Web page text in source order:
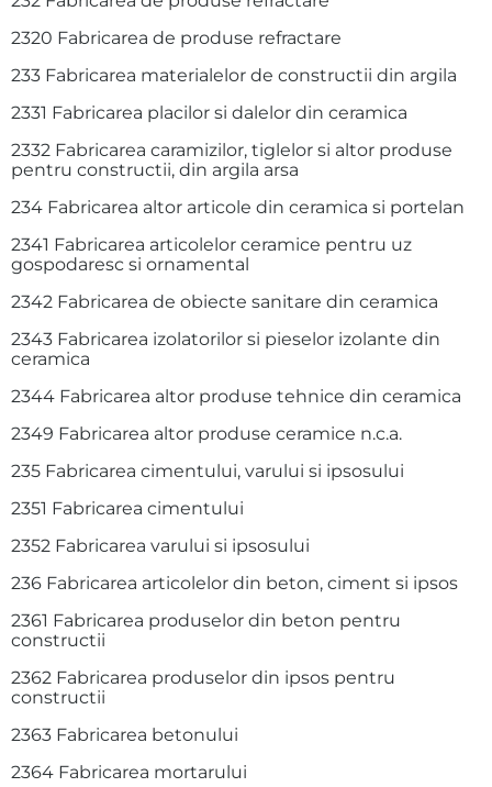
2320 Fabricarea de produse refractare
233 Fabricarea materialelor de constructii din argila
2331 Fabricarea placilor si dalelor din ceramica
2332 Fabricarea caramizilor, tiglelor si altor produse
pentru constructii, din argila arsa
234 Fabricarea altor articole din ceramica si portelan
2341 Fabricarea articolelor ceramice pentru uz
gospodaresc si ornamental
2342 Fabricarea de obiecte sanitare din ceramica
2343 Fabricarea izolatorilor si pieselor izolante din
ceramica
2344 Fabricarea altor produse tehnice din ceramica
2349 Fabricarea altor produse ceramice n.c.a.
235 Fabricarea cimentului, varului si ipsosului
2351 Fabricarea cimentului
2352 Fabricarea varului si ipsosului
236 Fabricarea articolelor din beton, ciment si ipsos
2361 Fabricarea produselor din beton pentru
constructii
2362 Fabricarea produselor din ipsos pentru
constructii
2363 Fabricarea betonului
2364 Fabricarea mortarului